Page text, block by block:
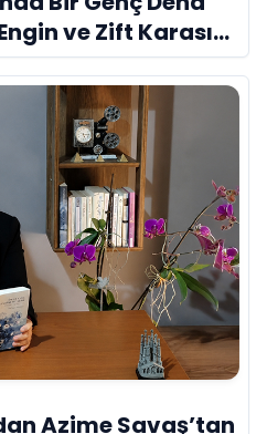
ve Zift Karası
Azime Savaş’tan